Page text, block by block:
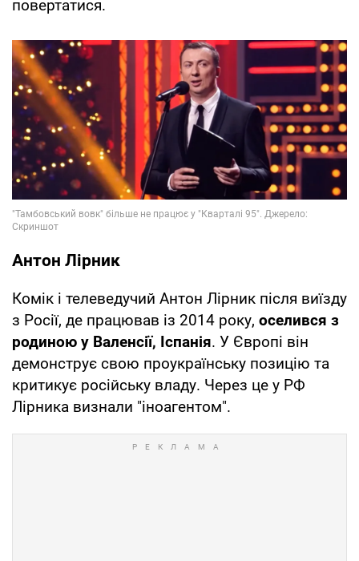
повертатися.
Антон Лірник
Комік і телеведучий Антон Лірник після виїзду
з Росії, де працював із 2014 року, оселився з
родиною у Валенсії, Іспанія. У Європі він
демонструє свою проукраїнську позицію та
критикує російську владу. Через це у РФ
Лірника визнали "іноагентом".